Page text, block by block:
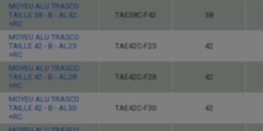
MOYEU ALU TRASCO
TAILLE 38 - B - AL42
+RC
TAE38C-F42 38
MOYEU ALU TRASCO
TAILLE 42 - B - AL25
+RC
TAE42C-F25 42
MOYEU ALU TRASCO
TAILLE 42 - B - AL28
+RC
TAE42C-F28 42
MOYEU ALU TRASCO
TAILLE 42 - B - AL30
+RC
TAE42C-F30 42